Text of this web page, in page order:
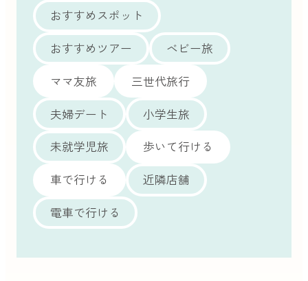
おすすめスポット
おすすめツアー
ベビー旅
ママ友旅
三世代旅行
夫婦デート
小学生旅
未就学児旅
歩いて行ける
車で行ける
近隣店舗
電車で行ける